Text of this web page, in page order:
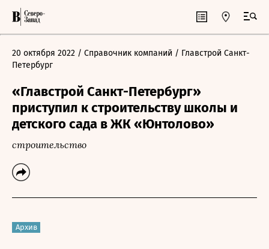
20 октября 2022 / Справочник компаний / Главстрой Санкт-
Петербург
«Главстрой Санкт-Петербург»
приступил к строительству школы и
детского сада в ЖК «Юнтолово»
строительство
Архив